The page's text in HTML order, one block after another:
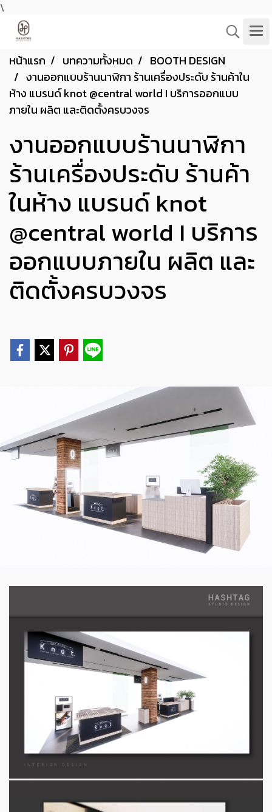
\
หน้าแรก บทความทั้งหมด
BOOTH DESIGN
งานออกแบบร้านนาฬิกา ร้านเครื่องประดับ ร้านค้าใน
ห้าง แบรนด์ knot @central world I บริการออกแบบ
ภายใน ผลิต และติดตั้งครบวงจร
งานออกแบบร้านนาฬิกา
ร้านเครื่องประดับ ร้านค้า
ในห้าง แบรนด์ knot
@central world I บริการ
ออกแบบภายใน ผลิต และ
ติดตั้งครบวงจร